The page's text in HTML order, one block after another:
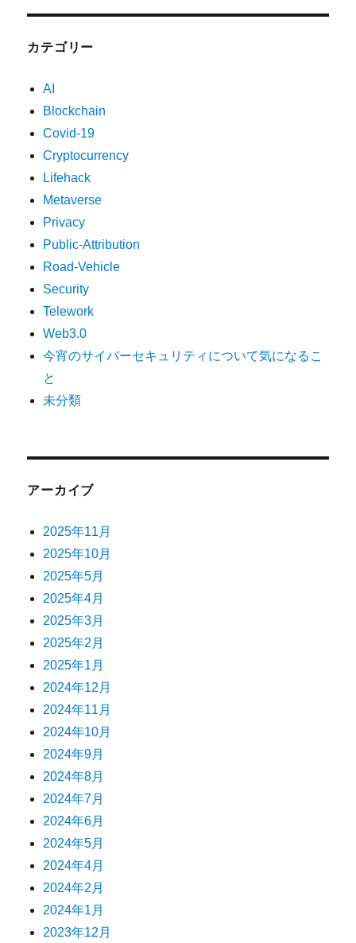
カテゴリー
AI
Blockchain
Covid-19
Cryptocurrency
Lifehack
Metaverse
Privacy
Public-Attribution
Road-Vehicle
Security
Telework
Web3.0
今宵のサイバーセキュリティについて気になるこ
と
未分類
アーカイブ
2025年11月
2025年10月
2025年5月
2025年4月
2025年3月
2025年2月
2025年1月
2024年12月
2024年11月
2024年10月
2024年9月
2024年8月
2024年7月
2024年6月
2024年5月
2024年4月
2024年2月
2024年1月
2023年12月